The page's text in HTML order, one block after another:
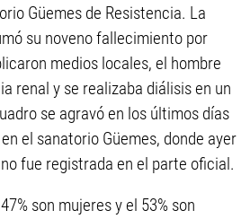
Güemes de Resistencia. La
su noveno fallecimiento por
medios locales, el hombre
renal y se realizaba diálisis en un
se agravó en los últimos días
el sanatorio Güemes, donde ayer
fue registrada en el parte oficial.
son mujeres y el 53% son